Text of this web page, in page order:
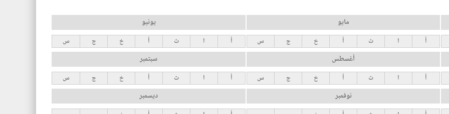
مايو
أ ا ث أ خ ج س
يونيو
أ ا ث أ خ ج س
أغسطس
أ ا ث أ خ ج س
سبتمبر
أ ا ث أ خ ج س
نوفمبر ديسمبر